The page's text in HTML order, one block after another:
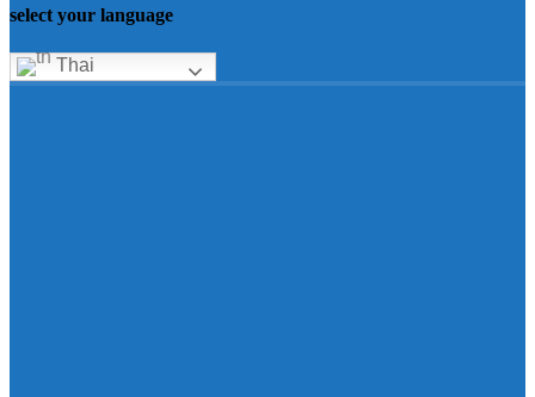
select your language
Thai